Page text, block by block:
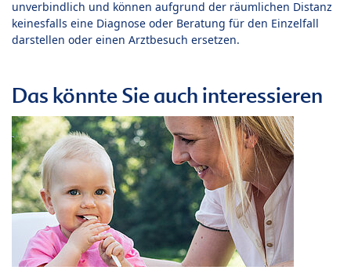
unverbindlich und können aufgrund der räumlichen Distanz
keinesfalls eine Diagnose oder Beratung für den Einzelfall
darstellen oder einen Arztbesuch ersetzen.
Das könnte Sie auch interessieren